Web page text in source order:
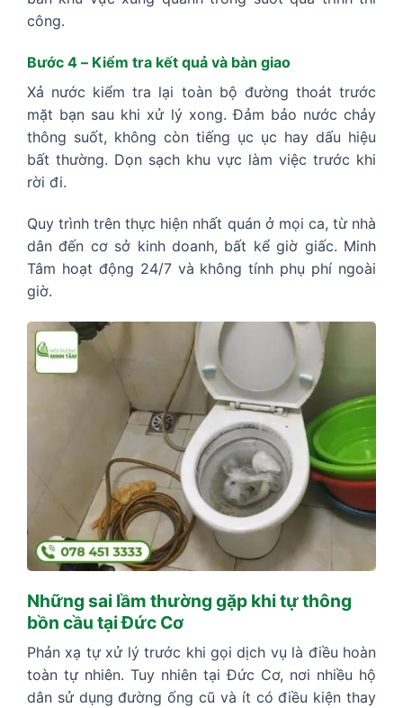
công.
Bước 4 – Kiểm tra kết quả và bàn giao
Xả nước kiểm tra lại toàn bộ đường thoát trước
mặt bạn sau khi xử lý xong. Đảm bảo nước chảy
thông suốt, không còn tiếng ục ục hay dấu hiệu
bất thường. Dọn sạch khu vực làm việc trước khi
rời đi.
Quy trình trên thực hiện nhất quán ở mọi ca, từ nhà
dân đến cơ sở kinh doanh, bất kể giờ giấc. Minh
Tâm hoạt động 24/7 và không tính phụ phí ngoài
giờ.
Những sai lầm thường gặp khi tự thông
bồn cầu tại Đức Cơ
Phản xạ tự xử lý trước khi gọi dịch vụ là điều hoàn
toàn tự nhiên. Tuy nhiên tại Đức Cơ, nơi nhiều hộ
dân sử dụng đường ống cũ và ít có điều kiện thay